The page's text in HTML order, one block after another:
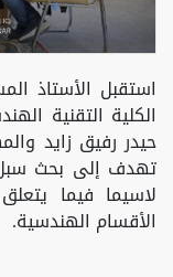
استقبل الأستاذ
الكلية التقنية
حيدر رفيق زايد
تهدف إلى بحث سبل
لاسيما فيما
الأقسام الهندسية.